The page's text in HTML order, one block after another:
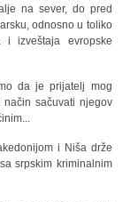
na sever, do pred
odnosno u toliko
izveštaja evropske
da je prijatelj mog
sačuvati njegov
i Niša drže
srpskim kriminalnim